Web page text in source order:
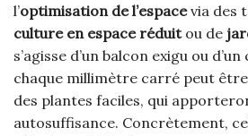
l’optimisation de l’espacevia des
culture en espace réduitou de
s’agisse d’un balcon exigu ou
chaque millimètre carré peut
des plantes faciles, qui
autosuffisance. Concrètement,